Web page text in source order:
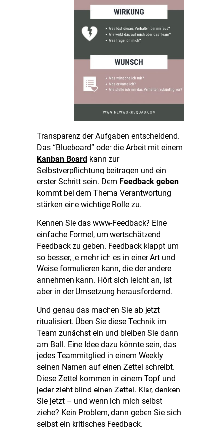
Transparenz der Aufgaben entscheidend.
Das “Blueboard” oder die Arbeit mit einem
Kanban Board kann zur
Selbstverpflichtung beitragen und ein
erster Schritt sein. Dem Feedback geben
kommt bei dem Thema Verantwortung
stärken eine wichtige Rolle zu.
Kennen Sie das www-Feedback? Eine
einfache Formel, um wertschätzend
Feedback zu geben. Feedback klappt um
so besser, je mehr ich es in einer Art und
Weise formulieren kann, die der andere
annehmen kann. Hört sich leicht an, ist
aber in der Umsetzung herausfordernd.
Und genau das machen Sie ab jetzt
ritualisiert. Üben Sie diese Technik im
Team zunächst ein und bleiben Sie dann
am Ball. Eine Idee dazu könnte sein, das
jedes Teammitglied in einem Weekly
seinen Namen auf einen Zettel schreibt.
Diese Zettel kommen in einem Topf und
jeder zieht blind einen Zettel. Klar, denken
Sie jetzt – und wenn ich mich selbst
ziehe? Kein Problem, dann geben Sie sich
selbst ein kritisches Feedback.